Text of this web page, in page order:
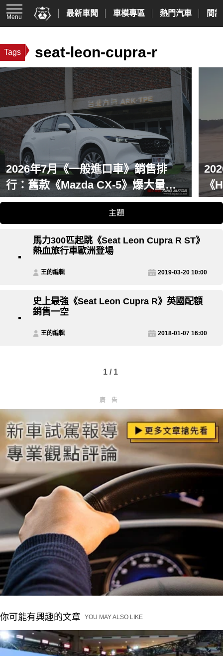
Menu 最新車聞 車模專區 熱門汽車 間
Tags seat-leon-cupra-r
2026年7月《一般進口車》銷售排
行：舊款《Mazda CX-5》爆大量
《Kia Sportage》不死中將
《
《
主題
馬力300匹起跳《Seat Leon Cupra R ST》
熱血旅行車歐洲登場
王的編輯 2019-03-20 10:00
史上最強《Seat Leon Cupra R》英國配額
銷售一空
王的編輯 2018-01-07 16:00
1 / 1
廣告
你可能有興趣的文章 YOU MAY ALSO LIKE